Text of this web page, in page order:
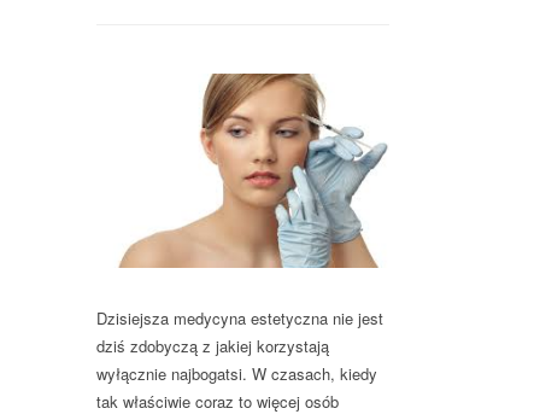
Dzisiejsza medycyna estetyczna nie jest
dziś zdobyczą z jakiej korzystają
wyłącznie najbogatsi. W czasach, kiedy
tak właściwie coraz to więcej osób